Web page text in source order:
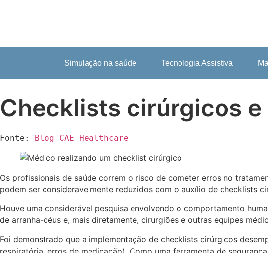
Simulação na saúde Tecnologia Assistiva
Checklists cirúrgicos
Fonte: Blog CAE Healthcare
Os profissionais de saúde correm o risco de cometer erros no
podem ser consideravelmente reduzidos com o auxílio de checklists
Houve uma considerável pesquisa envolvendo o comportamento
de arranha-céus e, mais diretamente, cirurgiões e outras equipes
Foi demonstrado que a implementação de checklists cirúrgicos
respiratória, erros de medicação). Como uma ferramenta de